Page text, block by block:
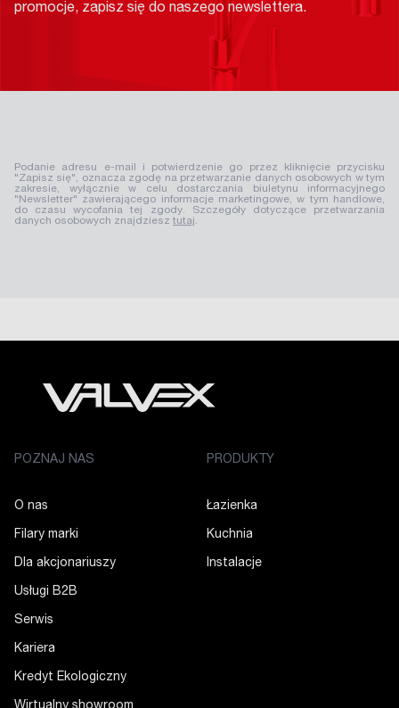
promocje, zapisz się do naszego newslettera.
Podanie adresu e-mail i potwierdzenie go przez kliknięcie przycisku
"Zapisz się", oznacza zgodę na przetwarzanie danych osobowych w tym
zakresie, wyłącznie w celu dostarczania biuletynu informacyjnego
"Newsletter" zawierającego informacje marketingowe, w tym handlowe,
do czasu wycofania tej zgody. Szczegóły dotyczące przetwarzania
danych osobowych znajdziesz tutaj.
POZNAJ NAS
O nas
Filary marki
Dla akcjonariuszy
Usługi B2B
Serwis
Kariera
Kredyt Ekologiczny
PRODUKTY
Łazienka
Kuchnia
Instalacje